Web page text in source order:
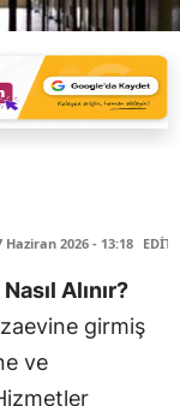
Haziran 2026 - 13:18
Alınır?
girmiş
ve